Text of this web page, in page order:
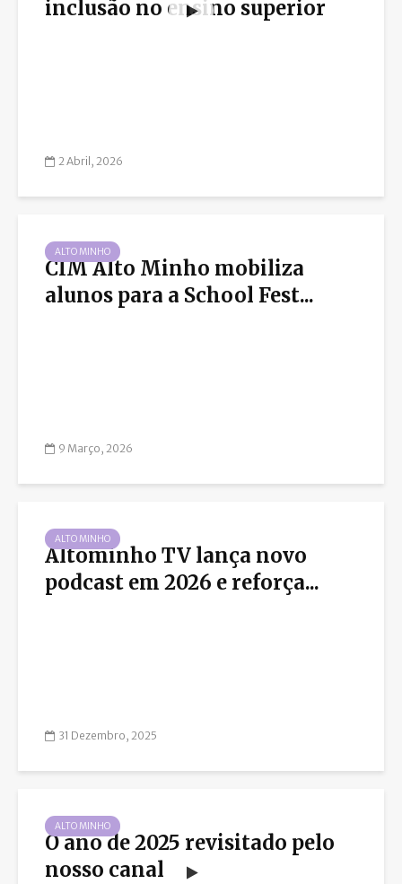
inclusão no ensino superior
2 Abril, 2026
ALTO MINHO
CIM Alto Minho mobiliza
alunos para a School Fest...
9 Março, 2026
ALTO MINHO
Altominho TV lança novo
podcast em 2026 e reforça...
31 Dezembro, 2025
ALTO MINHO
O ano de 2025 revisitado pelo
nosso canal